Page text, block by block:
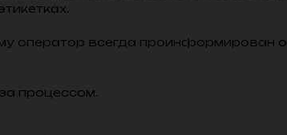
оператор всегда проинформирован о
процессом.